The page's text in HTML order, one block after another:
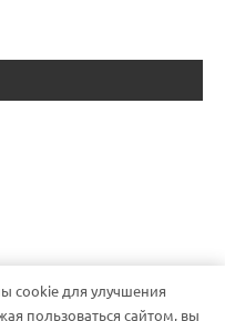
cookie для улучшения
пользоваться сайтом, вы